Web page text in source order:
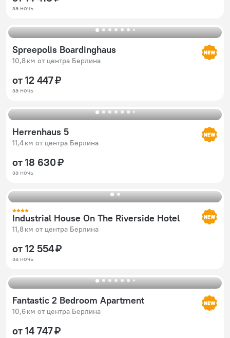
за ночь
Spreepolis Boardinghaus
10,8 км от центра Берлина
от 12 447 ₽
за ночь
Herrenhaus 5
11,4 км от центра Берлина
от 18 630 ₽
за ночь
Industrial House On The Riverside Hotel
11,8 км от центра Берлина
от 12 554 ₽
за ночь
Fantastic 2 Bedroom Apartment
10,6 км от центра Берлина
от 14 747 ₽